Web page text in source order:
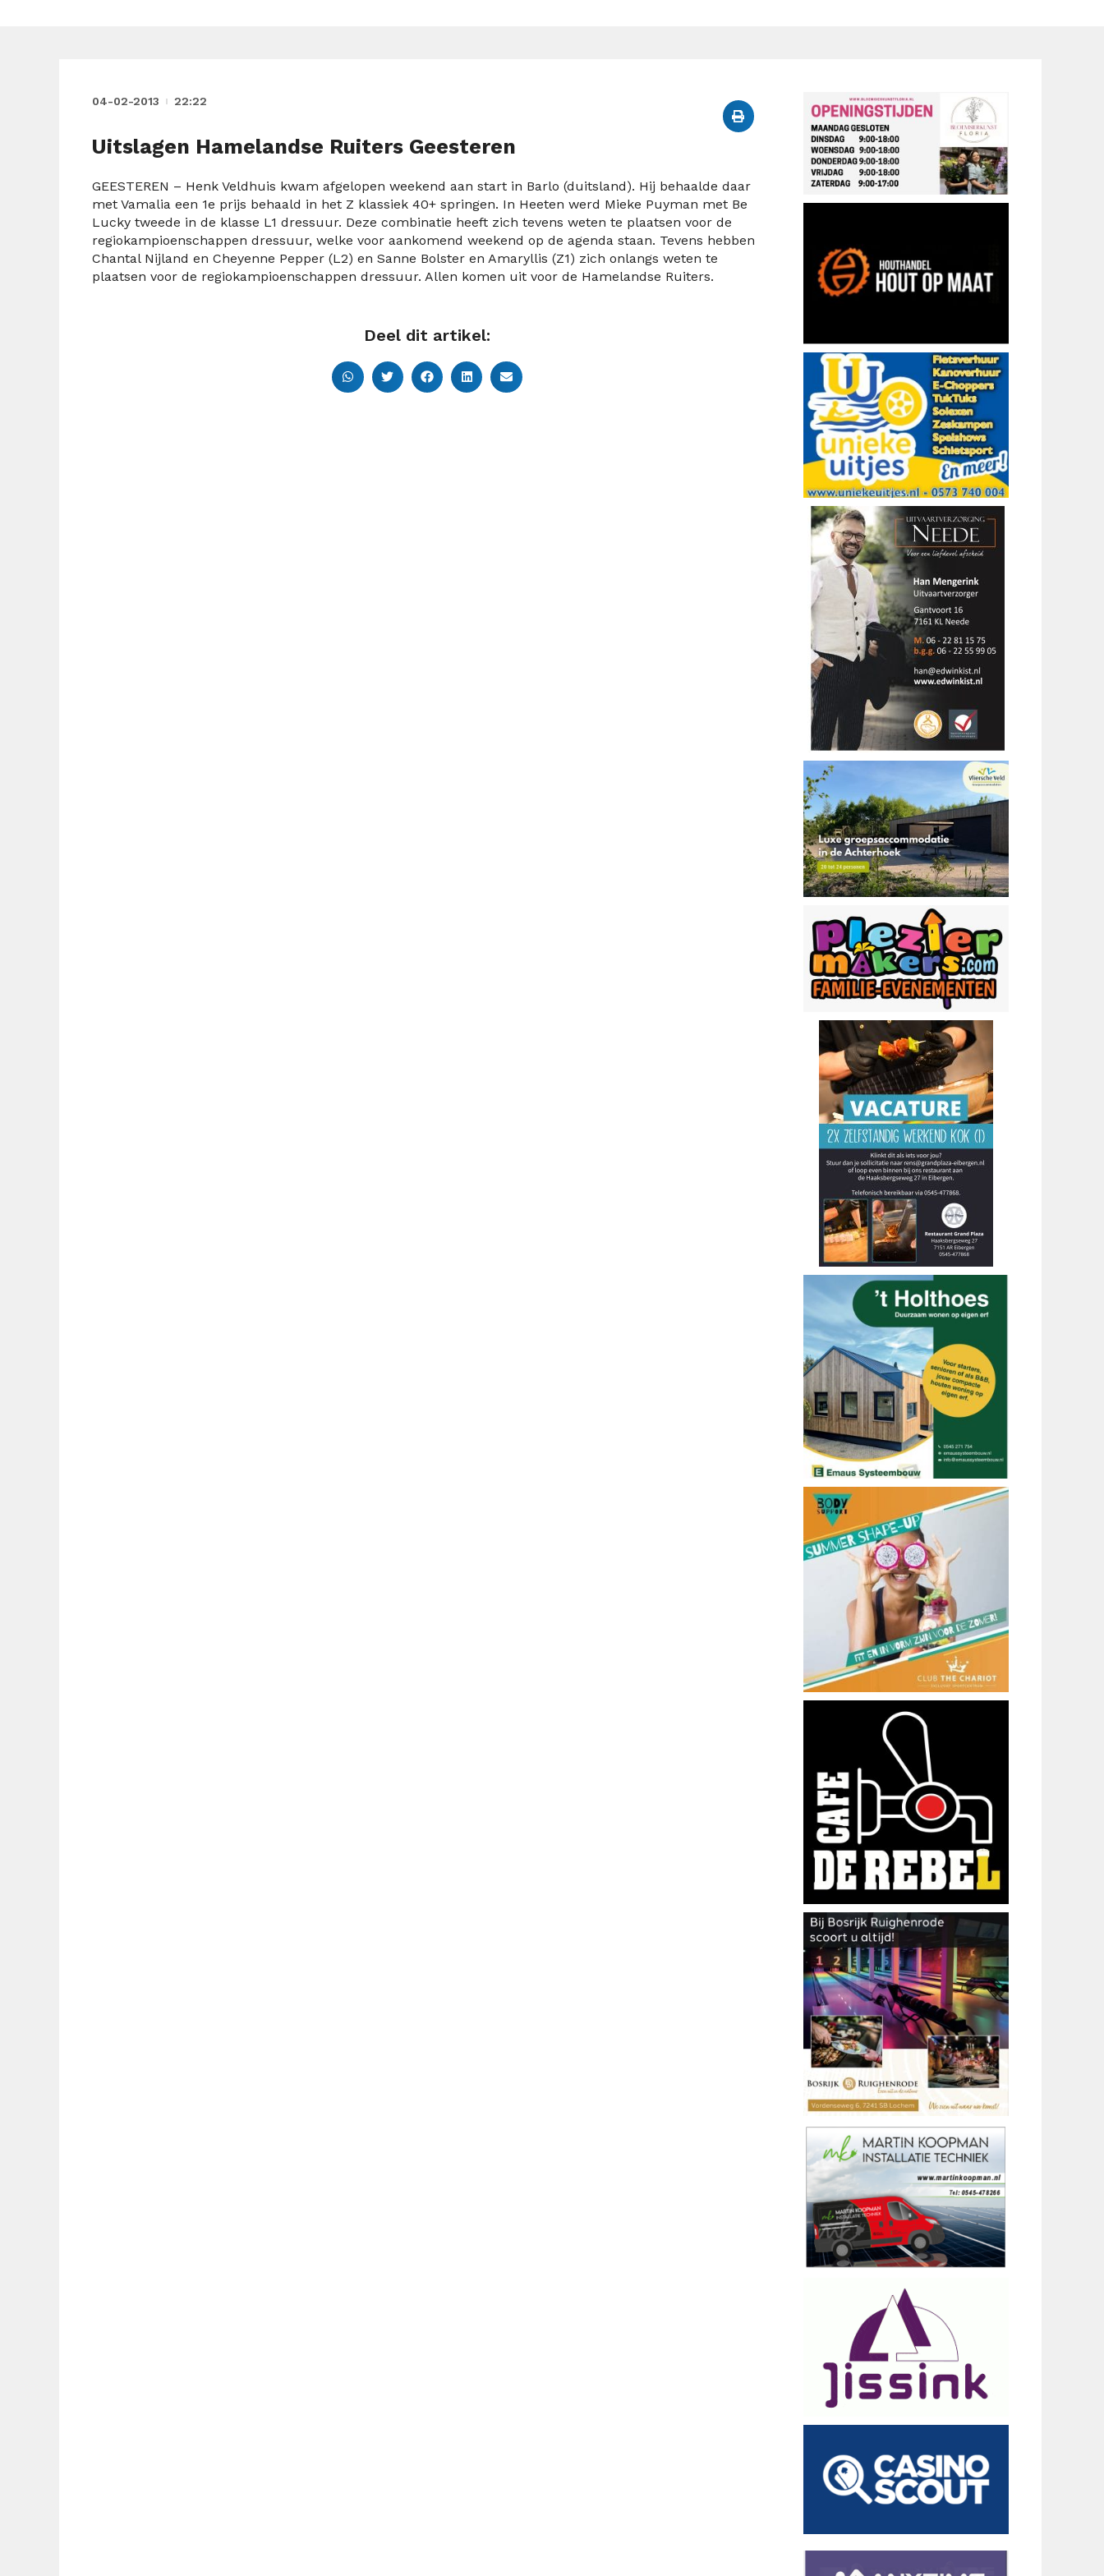
04-02-2013 22:22
Uitslagen Hamelandse Ruiters Geesteren
GEESTEREN – Henk Veldhuis kwam afgelopen weekend aan start in Barlo (duitsland). Hij behaalde daar
met Vamalia een 1e prijs behaald in het Z klassiek 40+ springen. In Heeten werd Mieke Puyman met Be
Lucky tweede in de klasse L1 dressuur. Deze combinatie heeft zich tevens weten te plaatsen voor de
regiokampioenschappen dressuur, welke voor aankomend weekend op de agenda staan. Tevens hebben
Chantal Nijland en Cheyenne Pepper (L2) en Sanne Bolster en Amaryllis (Z1) zich onlangs weten te
plaatsen voor de regiokampioenschappen dressuur. Allen komen uit voor de Hamelandse Ruiters.
Deel dit artikel: